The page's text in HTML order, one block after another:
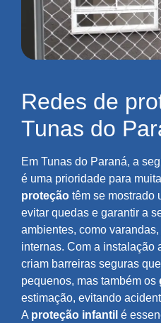
Redes de
Tunas do
Em Tunas do Paraná, a
é uma prioridade para
proteção têm se mostrado
evitar quedas e garantir a
ambientes, como
internas. Com a instalação
criam barreiras seguras
pequenos, mas também os
estimação, evitando
A proteção infantil é